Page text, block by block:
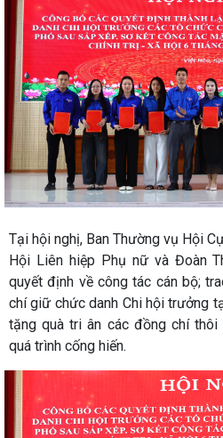
Tại hội nghị, Ban Thường vụ Hội
Hội Liên hiệp Phụ nữ và Đoàn
quyết định về công tác cán bộ;
chí giữ chức danh Chi hội trưởng
tặng quà tri ân các đồng chí
quá trình cống hiến.